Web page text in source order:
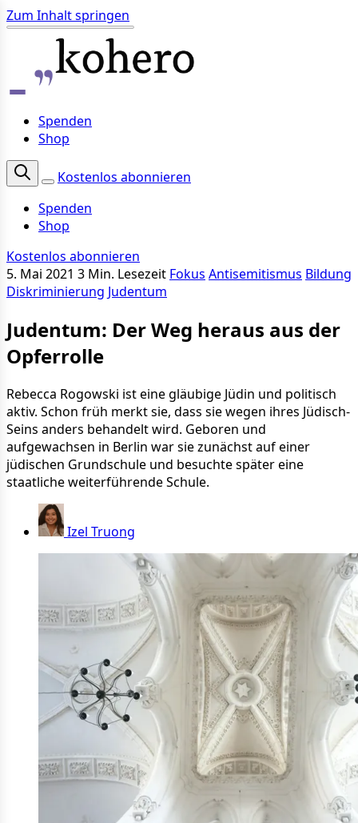
Zum Inhalt springen
Spenden
Shop
Kostenlos abonnieren
Spenden
Shop
Kostenlos abonnieren
5. Mai 2021 3 Min. Lesezeit Fokus Antisemitismus Bildung
Diskriminierung Judentum
Judentum: Der Weg heraus aus der
Opferrolle
Rebecca Rogowski ist eine gläubige Jüdin und politisch
aktiv. Schon früh merkt sie, dass sie wegen ihres Jüdisch-
Seins anders behandelt wird. Geboren und
aufgewachsen in Berlin war sie zunächst auf einer
jüdischen Grundschule und besuchte später eine
staatliche weiterführende Schule.
Izel Truong